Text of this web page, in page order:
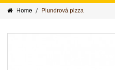
Home Plundrová pizza